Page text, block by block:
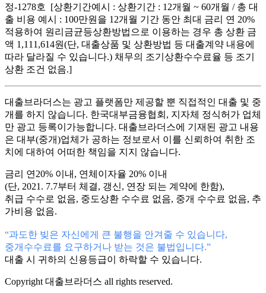
정-1278호 [상환기간예시 : 상환기간 : 12개월 ~ 60개월 / 총 대
출 비용 예시 : 100만원을 12개월 기간 동안 최대 금리 연 20%
적용하여 원리금균등상환방법으로 이용하는 경우 총 상환 금
액 1,111,614원(단, 대출상품 및 상환방법 등 대출계약 내용에
따라 달라질 수 있습니다.) 채무의 조기상환수수료율 등 조기
상환 조건 없음.]
대출브라더스는 광고 플랫폼만 제공할 뿐 직접적인 대출 및 중
개를 하지 않습니다. 한국대부금융협회, 지자체 정식허가 업체
만 광고 등록이가능합니다. 대출브라더스에 기재된 광고 내용
은 대부(중개)업체가 공하는 정보로서 이를 신뢰하여 취한 조
치에 대하여 어떠한 책임을 지지 않습니다.
금리 연20% 이내, 연체이자율 20% 이내
(단, 2021. 7.7부터 체결, 갱신, 연장 되는 계약에 한함),
취급 수수로 없음, 중도상환 수수료 없음, 중개 수수료 없음, 추
가비용 없음.
“과도한 빚은 자신에게 큰 불행을 안겨줄 수 있습니다,
중개수수료를 요구하거나 받는 것은 불법입니다.”
대출 시 귀하의 신용등급이 하락할 수 있습니다.
Copyright 대출브라더스 all rights reserved.